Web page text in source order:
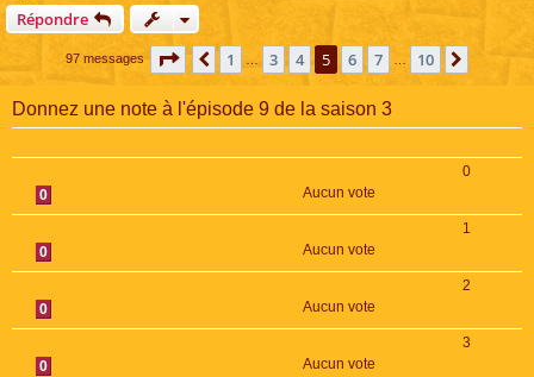
Répondre
97 messages Page sur 10
Précédente
1 3 4 5 6 7 10
Donnez une note à l'épisode 9 de la saison 3
0
0
Aucun vote
1
0
Aucun vote
2
0
Aucun vote
3
0
Aucun vote